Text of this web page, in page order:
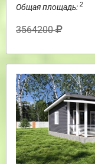
Общая площадь: 2
3564200